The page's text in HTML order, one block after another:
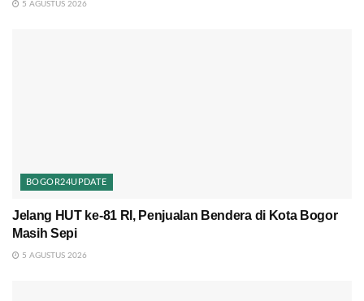
5 AGUSTUS 2026
BOGOR24UPDATE
Jelang HUT ke-81 RI, Penjualan Bendera di Kota Bogor
Masih Sepi
5 AGUSTUS 2026